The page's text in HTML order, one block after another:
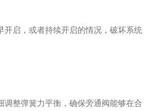
启，或者持续开启的情况，破坏系统
整弹簧力平衡，确保旁通阀能够在合